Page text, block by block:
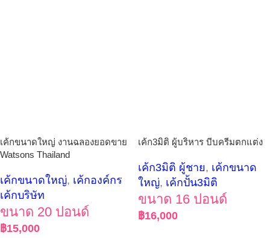
เค้กขนาดใหญ่ งานฉลองยอดขาย
Watsons Thailand
เค้กขนาดใหญ่, เค้กองค์กร
เค้กบริษัท
ขนาด 20 ปอนด์
฿15,000
เค้ก3มิติ ผู้บริหาร บีบครีมตกแต่ง
เค้ก3มิติ ผู้ชาย, เค้กขนาด
ใหญ่, เค้กปั้น3มิติ
ขนาด 16 ปอนด์
฿16,000